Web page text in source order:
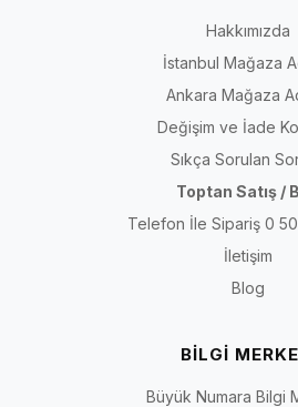
Hakkımızda
İstanbul Mağaza
Ankara Mağaza
Değişim ve İade
Sıkça Sorulan
Toptan Satış /
Telefon İle Sipariş 0
İletişim
Blog
BİLGİ
Büyük Numara Bilgi